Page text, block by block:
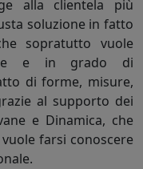
alla clientela più
soluzione in fatto
sopratutto vuole
e in grado di
di forme, misure,
al supporto dei
e Dinamica, che
farsi conoscere